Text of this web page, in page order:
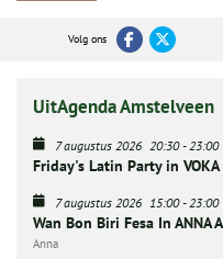
Volg ons
UitAgenda Amstelveen
7 augustus 2026 20:30- 23:00
Friday's Latin Party in
7 augustus 2026 15:00- 23:00
Wan Bon Biri Fesa In ANNA
Anna